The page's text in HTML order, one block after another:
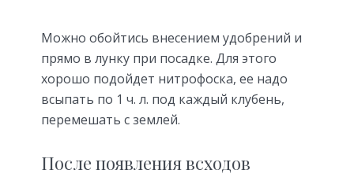
Можно обойтись внесением удобрений и
прямо в лунку при посадке. Для этого
хорошо подойдет нитрофоска, ее надо
всыпать по 1 ч. л. под каждый клубень,
перемешать с землей.
После появления всходов